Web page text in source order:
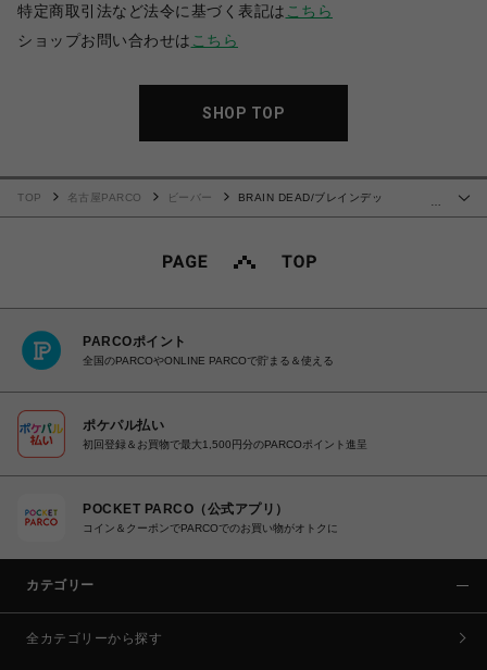
特定商取引法など法令に基づく表記は こちら
ショップお問い合わせは こちら
SHOP TOP
…
TOP 名古屋PARCO ビーバー
BRAIN DEAD/ブレインデッ
PARCOポイント
全国のPARCOやONLINE PARCOで貯まる＆使える
ポケパル払い
初回登録＆お買物で最大1,500円分のPARCOポイント進呈
POCKET PARCO（公式アプリ）
コイン＆クーポンでPARCOでのお買い物がオトクに
カテゴリー
全カテゴリーから探す